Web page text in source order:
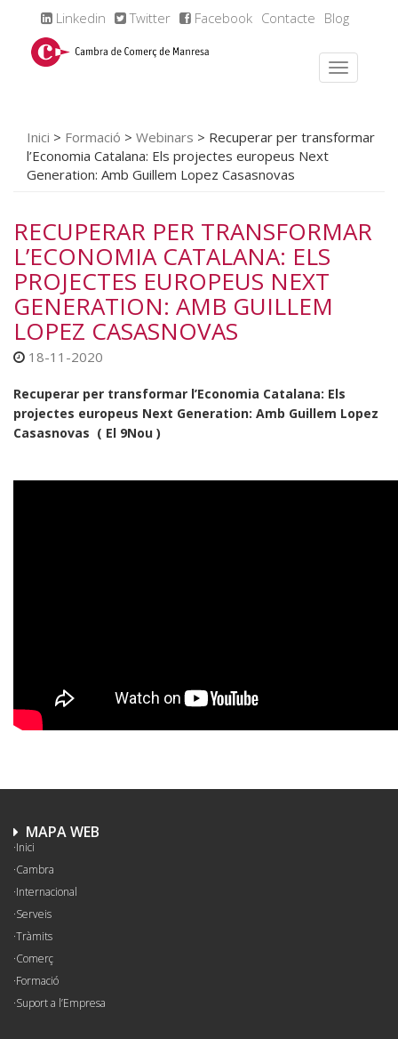
Linkedin Twitter Facebook Contacte Blog
Inici > Formació > Webinars > Recuperar per transformar
l’Economia Catalana: Els projectes europeus Next
Generation: Amb Guillem Lopez Casasnovas
RECUPERAR PER TRANSFORMAR
L’ECONOMIA CATALANA: ELS
PROJECTES EUROPEUS NEXT
GENERATION: AMB GUILLEM
LOPEZ CASASNOVAS
18-11-2020
Recuperar per transformar l’Economia Catalana: Els
projectes europeus Next Generation: Amb Guillem Lopez
Casasnovas ( El 9Nou )
MAPA WEB
Inici
Cambra
Internacional
Serveis
Tràmits
Comerç
Formació
Suport a l’Empresa